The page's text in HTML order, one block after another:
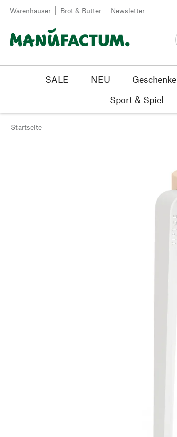
Zum Inhalt springen
Warenhäuser Brot & Butter Newsletter
SALE NEU Geschenke
Sport & Spiel
Startseite